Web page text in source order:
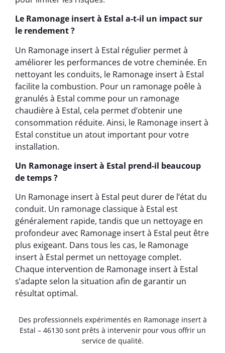
Le Ramonage insert à Estal a-t-il un impact sur
le rendement ?
Un Ramonage insert à Estal régulier permet à
améliorer les performances de votre cheminée. En
nettoyant les conduits, le Ramonage insert à Estal
facilite la combustion. Pour un ramonage poêle à
granulés à Estal comme pour un ramonage
chaudière à Estal, cela permet d’obtenir une
consommation réduite. Ainsi, le Ramonage insert à
Estal constitue un atout important pour votre
installation.
Un Ramonage insert à Estal prend-il beaucoup
de temps ?
Un Ramonage insert à Estal peut durer de l’état du
conduit. Un ramonage classique à Estal est
généralement rapide, tandis que un nettoyage en
profondeur avec Ramonage insert à Estal peut être
plus exigeant. Dans tous les cas, le Ramonage
insert à Estal permet un nettoyage complet.
Chaque intervention de Ramonage insert à Estal
s’adapte selon la situation afin de garantir un
résultat optimal.
Des professionnels expérimentés en Ramonage insert à
Estal – 46130 sont prêts à intervenir pour vous offrir un
service de qualité.